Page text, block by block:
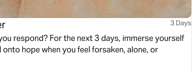
3 Days
respond? For the next 3 days, immerse yourself
hope when you feel forsaken, alone, or